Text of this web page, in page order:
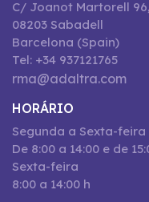
C/ Joanot Martorell
08203 Sabadell
Barcelona (Spain)
Tel: +34 937121765
rma@adaltra.com
HORÁRIO
Segunda a Sexta-feira
De 8:00 a 14:00 e de
Sexta-feira
8:00 a 14:00 h